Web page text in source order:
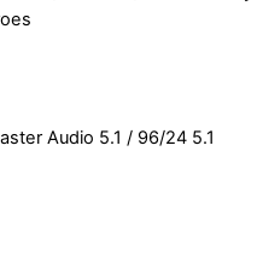
Audio 5.1 / 96/24 5.1